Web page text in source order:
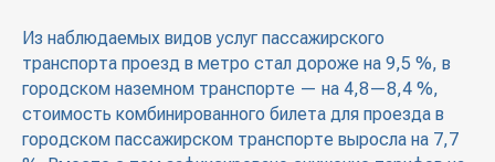
Из наблюдаемых видов услуг пассажирского
транспорта проезд в метро стал дороже на 9,5 %, в
городском наземном транспорте — на 4,8—8,4 %,
стоимость комбинированного билета для проезда в
городском пассажирском транспорте выросла на 7,7